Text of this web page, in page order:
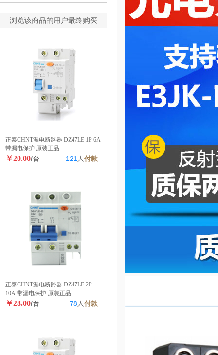
浏览该商品的用户最终购买
正泰CHNT漏电断路器 DZ47LE 1P 6A
带漏电保护 原装正品
￥20.00/台 121 人付款
正泰CHNT漏电断路器 DZ47LE 2P
10A 带漏电保护 原装正品
￥28.00/台 78 人付款